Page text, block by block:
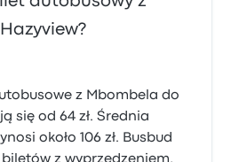
z Mbombela do
się od 64 zł. Średnia
około 106 zł. Busbud
z wyprzedzeniem,